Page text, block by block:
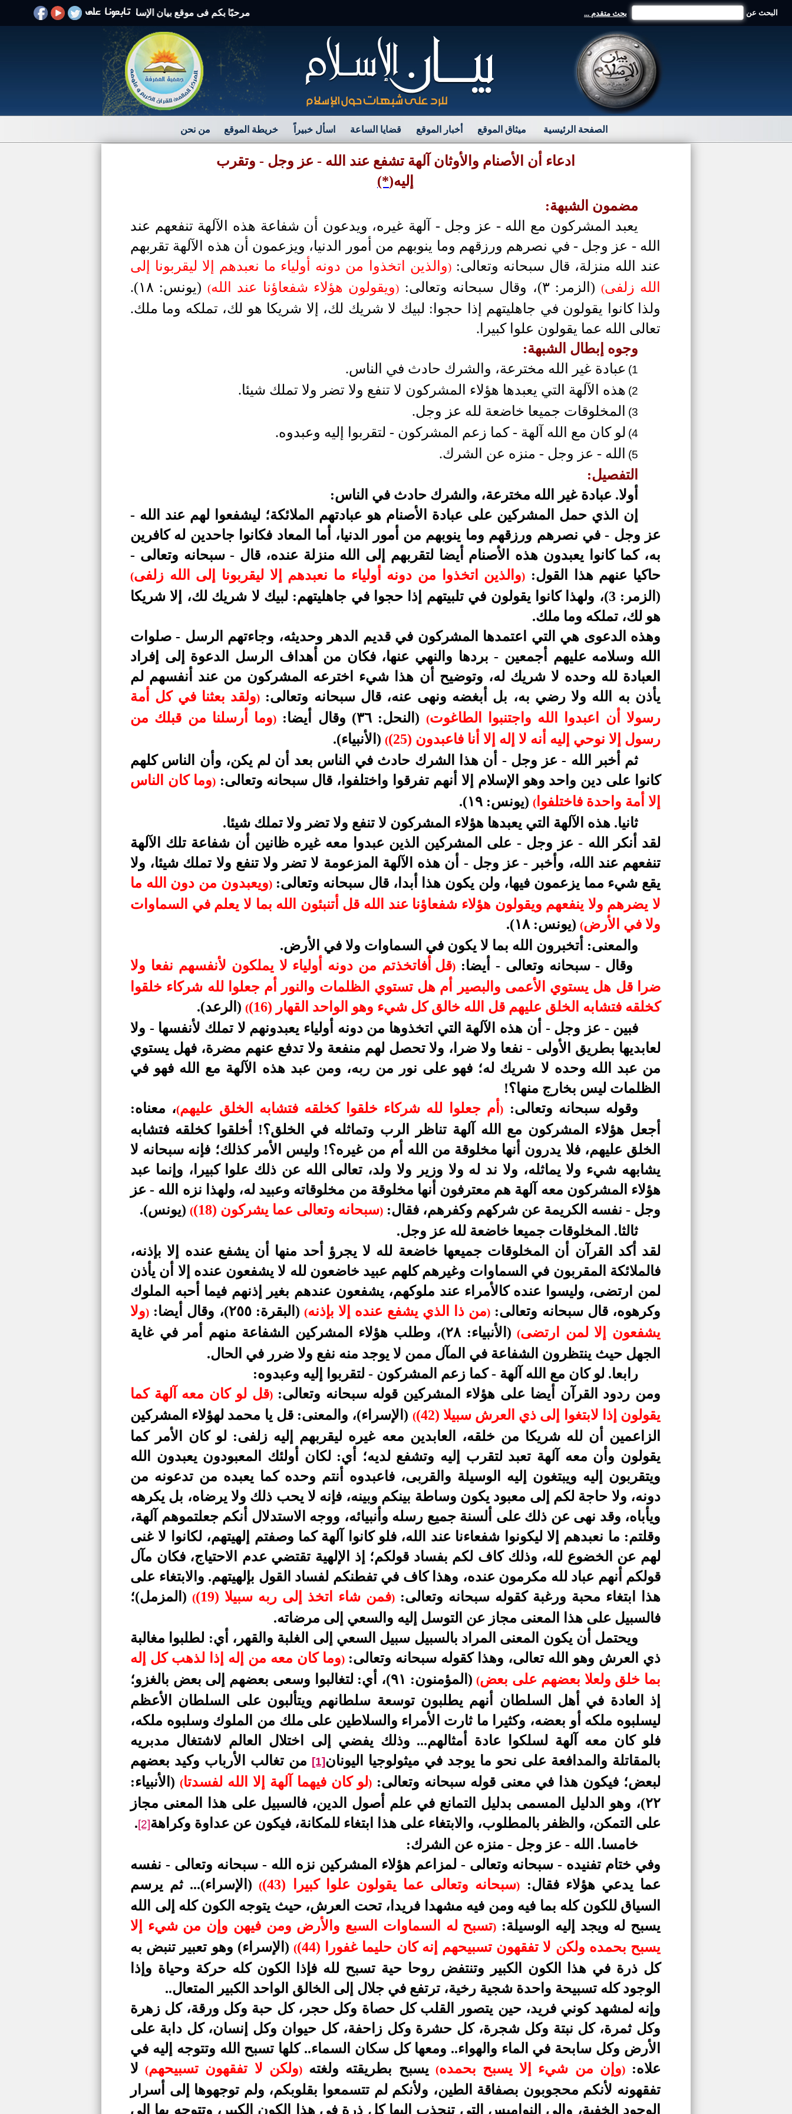
مرحبًا بكم فى موقع بيان الإسلام الرد على الافتراءات والشبهات بحث متقدم ... البحث عن
الصفحة الرئيسية ميثاق الموقع أخبار الموقع قضايا الساعة اسأل خبيراً خريطة الموقع من نحن
ادعاء أن الأصنام والأوثان آلهة تشفع عند الله - عز وجل - وتقرب
إليه(
*)
مضمون الشبهة:
يعبد المشركون مع الله - عز وجل - آلهة غيره، ويدعون أن شفاعة هذه الآلهة تنفعهم عند
الله - عز وجل - في نصرهم ورزقهم وما ينوبهم من أمور الدنيا، ويزعمون أن هذه الآلهة تقربهم
عند الله منزلة، قال سبحانه وتعالى:)والذين اتخذوا من دونه أولياء ما نعبدهم إلا ليقربونا إلى
الله زلفى( (الزمر: ٣)، وقال سبحانه وتعالى: )ويقولون هؤلاء شفعاؤنا عند الله( (يونس: ١٨).
ولذا كانوا يقولون في جاهليتهم إذا حجوا: لبيك لا شريك لك، إلا شريكا هو لك، تملكه وما ملك.
تعالى الله عما يقولون علوا كبيرا.
وجوه إبطال الشبهة:
1) عبادة غير الله مخترعة، والشرك حادث في الناس.
2) هذه الآلهة التي يعبدها هؤلاء المشركون لا تنفع ولا تضر ولا تملك شيئا.
3) المخلوقات جميعا خاضعة لله عز وجل.
4) لو كان مع الله آلهة - كما زعم المشركون - لتقربوا إليه وعبدوه.
5)
الله - عز وجل - منزه عن الشرك.
التفصيل:
أولا. عبادة غير الله مخترعة، والشرك حادث في الناس:
إن الذي حمل المشركين على عبادة الأصنام هو عبادتهم الملائكة؛ ليشفعوا لهم عند الله -
عز وجل - في نصرهم ورزقهم وما ينوبهم من أمور الدنيا، أما المعاد فكانوا جاحدين له كافرين
به، كما كانوا يعبدون هذه الأصنام أيضا لتقربهم إلى الله منزلة عنده، قال - سبحانه وتعالى -
حاكيا عنهم هذا القول: )والذين اتخذوا من دونه أولياء ما نعبدهم إلا ليقربونا إلى الله زلفى(
(الزمر: 3) ، ولهذا كانوا يقولون في تلبيتهم إذا حجوا في جاهليتهم: لبيك لا شريك لك، إلا شريكا
هو لك، تملكه وما ملك.
وهذه الدعوى هي التي اعتمدها المشركون في قديم الدهر وحديثه، وجاءتهم الرسل - صلوات
الله وسلامه عليهم أجمعين - بردها والنهي عنها، فكان من أهداف الرسل الدعوة إلى إفراد
العبادة لله وحده لا شريك له، وتوضيح أن هذا شيء اخترعه المشركون من عند أنفسهم لم
يأذن به الله ولا رضي به، بل أبغضه ونهى عنه، قال سبحانه وتعالى: )ولقد بعثنا في كل أمة
رسولا أن اعبدوا الله واجتنبوا الطاغوت( (النحل: ٣٦) وقال أيضا: )وما أرسلنا من قبلك من
رسول إلا نوحي إليه أنه لا إله إلا أنا فاعبدون (25)
( (الأنبياء).
ثم أخبر الله - عز وجل - أن هذا الشرك حادث في الناس بعد أن لم يكن، وأن الناس كلهم
كانوا على دين واحد وهو الإسلام إلا أنهم تفرقوا واختلفوا، قال سبحانه وتعالى:)وما كان الناس
إلا أمة واحدة فاختلفوا ( (يونس: ١٩)
.
ثانيا. هذه الآلهة التي يعبدها هؤلاء المشركون لا تنفع ولا تضر ولا تملك شيئا.
لقد أنكر الله - عز وجل - على المشركين الذين عبدوا معه غيره ظانين أن شفاعة تلك الآلهة
تنفعهم عند الله، وأخبر - عز وجل - أن هذه الآلهة المزعومة لا تضر ولا تنفع ولا تملك شيئا، ولا
يقع شيء مما يزعمون فيها، ولن يكون هذا أبدا، قال سبحانه وتعالى:)ويعبدون من دون الله ما
لا يضرهم ولا ينفعهم ويقولون هؤلاء شفعاؤنا عند الله قل أتنبئون الله بما لا يعلم في السماوات
ولا في الأرض( (يونس: ١٨).
والمعنى: أتخبرون الله بما لا يكون في السماوات ولا في الأرض.
وقال - سبحانه وتعالى - أيضا: )قل أفاتخذتم من دونه أولياء لا يملكون لأنفسهم نفعا ولا
ضرا قل هل يستوي الأعمى والبصير أم هل تستوي الظلمات والنور أم جعلوا لله شركاء خلقوا
كخلقه فتشابه الخلق عليهم قل الله خالق كل شيء وهو الواحد القهار (16)
( (الرعد).
فبين - عز وجل - أن هذه الآلهة التي اتخذوها من دونه أولياء يعبدونهم لا تملك لأنفسها - ولا
لعابديها بطريق الأولى - نفعا ولا ضرا، ولا تحصل لهم منفعة ولا تدفع عنهم مضرة، فهل يستوي
من عبد الله وحده لا شريك له؛ فهو على نور من ربه، ومن عبد هذه الآلهة مع الله فهو في
الظلمات ليس بخارج منها؟!
وقوله سبحانه وتعالى:
)أم جعلوا لله شركاء خلقوا كخلقه فتشابه الخلق عليهم(، معناه:
أجعل هؤلاء المشركون مع الله آلهة تناظر الرب وتماثله في الخلق؟! أخلقوا كخلقه فتشابه
الخلق عليهم، فلا يدرون أنها مخلوقة من الله أم من غيره؟! وليس الأمر كذلك؛ فإنه سبحانه لا
يشابهه شيء ولا يماثله، ولا ند له ولا وزير ولا ولد، تعالى الله عن ذلك علوا كبيرا، وإنما عبد
هؤلاء المشركون معه آلهة هم معترفون أنها مخلوقة من مخلوقاته وعبيد له، ولهذا نزه الله - عز
وجل - نفسه الكريمة عن شركهم وكفرهم، فقال: )سبحانه وتعالى عما يشركون (18) ( (يونس).
ثالثا. المخلوقات جميعا خاضعة لله عز وجل.
لقد أكد القرآن أن المخلوقات جميعها خاضعة لله لا يجرؤ أحد منها أن يشفع عنده إلا بإذنه،
فالملائكة المقربون في السماوات وغيرهم كلهم عبيد خاضعون لله لا يشفعون عنده إلا أن يأذن
لمن ارتضى، وليسوا عنده كالأمراء عند ملوكهم، يشفعون عندهم بغير إذنهم فيما أحبه الملوك
وكرهوه، قال سبحانه وتعالى: )من ذا الذي يشفع عنده إلا بإذنه((البقرة: ٢٥٥) ، وقال أيضا: )ولا
يشفعون إلا لمن ارتضى((الأنبياء: ٢٨) ، وطلب هؤلاء المشركين الشفاعة منهم أمر في غاية
الجهل حيث ينتظرون الشفاعة في المآل ممن لا يوجد منه نفع ولا ضرر في الحال.
رابعا. لو كان مع الله آلهة - كما زعم المشركون - لتقربوا إليه وعبدوه:
ومن ردود القرآن أيضا على هؤلاء المشركين قوله سبحانه وتعالى:)قل لو كان معه آلهة كما
يقولون إذا لابتغوا إلى ذي العرش سبيلا (42)
( (الإسراء)، والمعنى: قل يا محمد لهؤلاء المشركين
الزاعمين أن لله شريكا من خلقه، العابدين معه غيره ليقربهم إليه زلفى: لو كان الأمر كما
يقولون وأن معه آلهة تعبد لتقرب إليه وتشفع لديه؛ أي: لكان أولئك المعبودون يعبدون الله
ويتقربون إليه ويبتغون إليه الوسيلة والقربى، فاعبدوه أنتم وحده كما يعبده من تدعونه من
دونه، ولا حاجة لكم إلى معبود يكون وساطة بينكم وبينه، فإنه لا يحب ذلك ولا يرضاه، بل يكرهه
ويأباه، وقد نهى عن ذلك على ألسنة جميع رسله وأنبيائه، ووجه الاستدلال أنكم جعلتموهم آلهة،
وقلتم: ما نعبدهم إلا ليكونوا شفعاءنا عند الله، فلو كانوا آلهة كما وصفتم إلهيتهم، لكانوا لا غنى
لهم عن الخضوع لله، وذلك كاف لكم بفساد قولكم؛ إذ الإلهية تقتضي عدم الاحتياج، فكان مآل
قولكم أنهم عباد لله مكرمون عنده، وهذا كاف في تفطنكم لفساد القول بإلهيتهم. والابتغاء على
هذا ابتغاء محبة ورغبة كقوله سبحانه وتعالى: )فمن شاء اتخذ إلى ربه سبيلا (19) ( (المزمل)؛
فالسبيل على هذا المعنى مجاز عن التوسل إليه والسعي إلى مرضاته.
ويحتمل أن يكون المعنى المراد بالسبيل سبيل السعي إلى الغلبة والقهر، أي: لطلبوا مغالبة
ذي العرش وهو الله تعالى، وهذا كقوله سبحانه وتعالى:)وما كان معه من إله إذا لذهب كل إله
بما خلق ولعلا بعضهم على بعض((المؤمنون: ٩١) ، أي: لتغالبوا وسعى بعضهم إلى بعض بالغزو؛
إذ العادة في أهل السلطان أنهم يطلبون توسعة سلطانهم ويتألبون على السلطان الأعظم
ليسلبوه ملكه أو بعضه، وكثيرا ما ثارت الأمراء والسلاطين على ملك من الملوك وسلبوه ملكه،
فلو كان معه آلهة لسلكوا عادة أمثالهم... وذلك يفضي إلى اختلال العالم لاشتغال مدبريه
بالمقاتلة والمدافعة على نحو ما يوجد في ميثولوجيا اليونان[1] من تغالب الأرباب وكيد بعضهم
لبعض؛ فيكون هذا في معنى قوله سبحانه وتعالى: )لو كان فيهما آلهة إلا الله لفسدتا( (الأنبياء:
٢٢) ، وهو الدليل المسمى بدليل التمانع في علم أصول الدين، فالسبيل على هذا المعنى مجاز
على التمكن، والظفر بالمطلوب، والابتغاء على هذا ابتغاء للمكانة، فيكون عن عداوة وكراهة[2]
.
خامسا. الله - عز وجل - منزه عن الشرك:
وفي ختام تفنيده - سبحانه وتعالى - لمزاعم هؤلاء المشركين نزه الله - سبحانه وتعالى - نفسه
عما يدعي هؤلاء فقال:
)سبحانه وتعالى عما يقولون علوا كبيرا (43) ((الإسراء)... ثم يرسم
السياق للكون كله بما فيه ومن فيه مشهدا فريدا، تحت العرش، حيث يتوجه الكون كله إلى الله
يسبح له ويجد إليه الوسيلة: )تسبح له السماوات السبع والأرض ومن فيهن وإن من شيء إلا
يسبح بحمده ولكن لا تفقهون تسبيحهم إنه كان حليما غفورا (44)
((الإسراء) وهو تعبير تنبض به
كل ذرة في هذا الكون الكبير وتنتفض روحا حية تسبح لله فإذا الكون كله حركة وحياة وإذا
الوجود كله تسبيحة واحدة شجية رخية، ترتفع في جلال إلى الخالق الواحد الكبير المتعال..
وإنه لمشهد كوني فريد، حين يتصور القلب كل حصاة وكل حجر، كل حبة وكل ورقة، كل زهرة
وكل ثمرة، كل نبتة وكل شجرة، كل حشرة وكل زاحفة، كل حيوان وكل إنسان، كل دابة على
الأرض وكل سابحة في الماء والهواء.. ومعها كل سكان السماء.. كلها تسبح الله وتتوجه إليه في
علاه:)وإن من شيء إلا يسبح بحمده( يسبح بطريقته ولغته)ولكن لا تفقهون تسبيحهم(لا
تفقهونه لأنكم محجوبون بصفاقة الطين، ولأنكم لم تتسمعوا بقلوبكم، ولم توجهوها إلى أسرار
الوجود الخفية، وإلى النواميس التي تنجذب إليها كل ذرة في هذا الكون الكبير، وتتوجه بها إلى